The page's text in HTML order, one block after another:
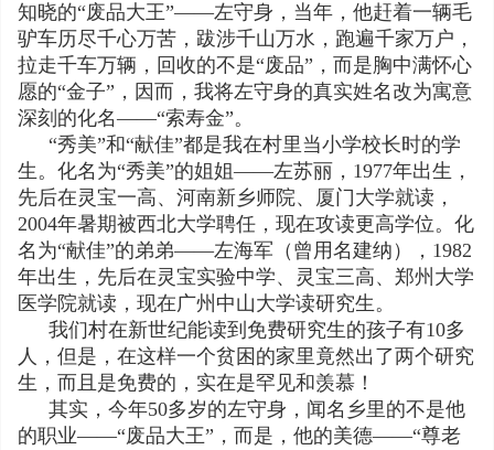
知晓的“废品大王”——左守身，当年，他赶着一辆毛
驴车历尽千心万苦，跋涉千山万水，跑遍千家万户，
拉走千车万辆，回收的不是“废品”，而是胸中满怀心
愿的“金子”，因而，我将左守身的真实姓名改为寓意
深刻的化名——“索寿金”。
“秀美”和“献佳”都是我在村里当小学校长时的学
生。化名为“秀美”的姐姐——左苏丽，1977年出生，
先后在灵宝一高、河南新乡师院、厦门大学就读，
2004年暑期被西北大学聘任，现在攻读更高学位。化
名为“献佳”的弟弟——左海军（曾用名建纳），1982
年出生，先后在灵宝实验中学、灵宝三高、郑州大学
医学院就读，现在广州中山大学读研究生。
我们村在新世纪能读到免费研究生的孩子有10多
人，但是，在这样一个贫困的家里竟然出了两个研究
生，而且是免费的，实在是罕见和羡慕！
其实，今年50多岁的左守身，闻名乡里的不是他
的职业——“废品大王”，而是，他的美德——“尊老